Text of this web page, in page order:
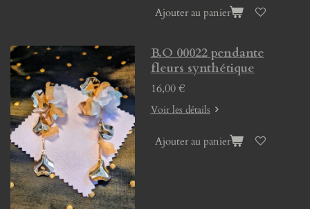
Ajouter au panier
B.O 00022 pendante
fleurs synthétique
16,00 €
Voir les détails
Ajouter au panier